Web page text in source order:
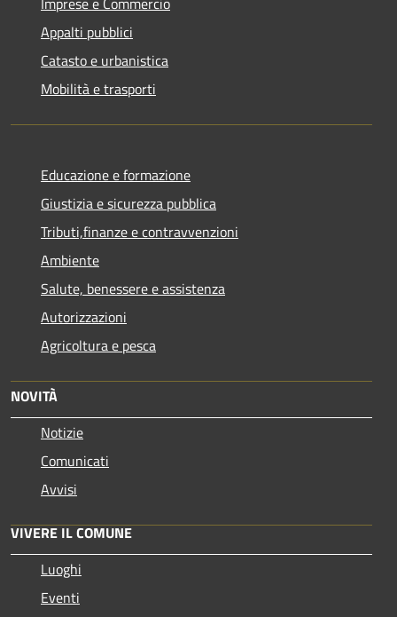
Appalti pubblici
Catasto e urbanistica
Mobilità e trasporti
Educazione e formazione
Giustizia e sicurezza pubblica
Tributi,finanze e contravvenzioni
Ambiente
Salute, benessere e assistenza
Autorizzazioni
Agricoltura e pesca
NOVITÀ
Notizie
Comunicati
Avvisi
VIVERE IL COMUNE
Luoghi
Eventi